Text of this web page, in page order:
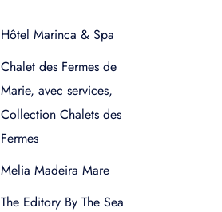
Hôtel Marinca & Spa
Chalet des Fermes de
Marie, avec services,
Collection Chalets des
Fermes
Melia Madeira Mare
The Editory By The Sea